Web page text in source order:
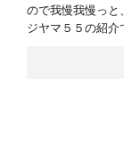
ので我慢我慢っと
ジヤマ５５の紹介